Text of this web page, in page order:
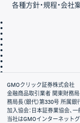
各種方針・規程・会社
会社案内
GMOクリック証券株式会社
金融商品取引業者 関東財務局
務局長（銀代）第330号 所属
加入協会：日本証券業協会、
当社はGMOインターネットグ